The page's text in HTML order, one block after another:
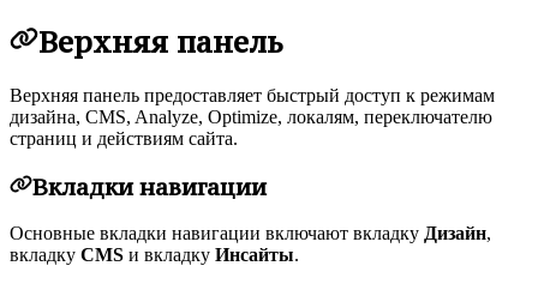
Верхняя панель
Верхняя панель предоставляет быстрый доступ к режимам
дизайна, CMS, Analyze, Optimize, локалям, переключателю
страниц и действиям сайта.
Вкладки навигации
Основные вкладки навигации включают вкладку Дизайн,
вкладку CMS и вкладку Инсайты.